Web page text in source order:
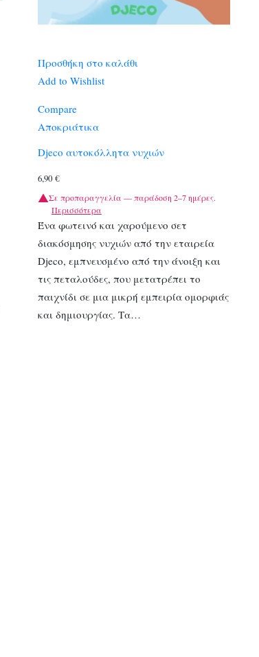
Προσθήκη στο καλάθι
Add to Wishlist
Compare
Αποκριάτικα
Djeco αυτοκόλλητα νυχιών
6,90 €
Σε προπαραγγελία — παράδοση 2–7 ημέρες.
Περισσότερα
Ένα φωτεινό και χαρούμενο σετ
διακόσμησης νυχιών από την εταιρεία
Djeco, εμπνευσμένο από την άνοιξη και
τις πεταλούδες, που μετατρέπει το
παιχνίδι σε μια μικρή εμπειρία ομορφιάς
και δημιουργίας. Τα…